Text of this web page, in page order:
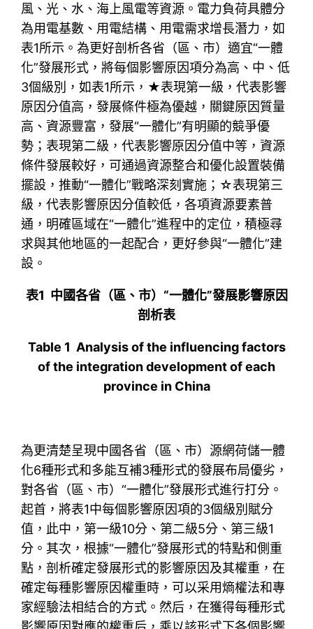
風、光、水、海上風電等資源。電力負荷具體分
為用電基數、用電結構、用電需求增長潛力，如
表1所示。為更好剖析各省（區、市）適宜“一體
化”發展形式，將每個影響原因項分為高、中、低
3個級別，如表1所示，★表現第一級，代表影響
原因分值高，發展條件極為優越，關鍵原因質量
高、資源豐富，發展“一體化”有明顯的競爭優
勢；表現第二級，代表影響原因分值中等，資源
條件發展較好，可通過資源整合和優化設置裝備
擺設，推動“一體化”戰略深刻實施；☆表現第三
級，代表影響原因分值較低，各項資源要素普
通，明確區域在“一體化”進程中的定位，積極尋
求與其他地區的一起配合，更好參與“一體化”建
設。
表1 中國各省（區、市）“一體化”發展影響原因
剖析表
Table 1 Analysis of the influencing factors
of the integration development of each
province in China
為更清楚呈現中國各省（區、市）源網荷儲一體
化6種形式和多能互補3種形式的發展布局優劣，
對各省（區、市）“一體化”發展形式進行打分。
起首，將表1中每個影響原因項的3個級別賦分
值，此中，第一級10分、第二級5分、第三級1
分。其次，根據“一體化”發展形式的特點和側重
點，剖析確定發展形式的影響原因及其權重，在
確定每種影響原因權重時，可以采用熵權法和專
家經驗法相結合的方式。然后，在獲得每種形式